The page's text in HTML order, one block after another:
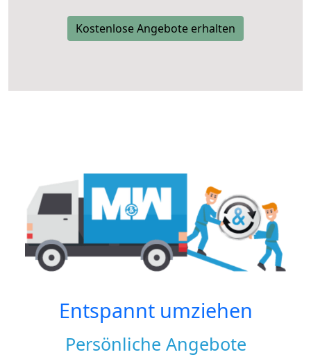
Kostenlose Angebote erhalten
Entspannt umziehen
Persönliche Angebote